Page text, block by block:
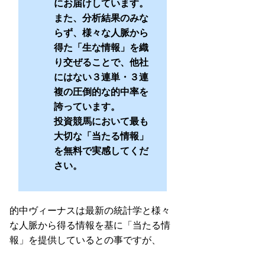
にお届けしています。
また、分析結果のみな
らず、様々な人脈から
得た「生な情報」を織
り交ぜることで、他社
にはない３連単・３連
複の圧倒的な的中率を
誇っています。
投資競馬において最も
大切な「当たる情報」
を無料で実感してくだ
さい。
的中ヴィーナスは最新の統計学と様々
な人脈から得る情報を基に「当たる情
報」を提供しているとの事ですが、